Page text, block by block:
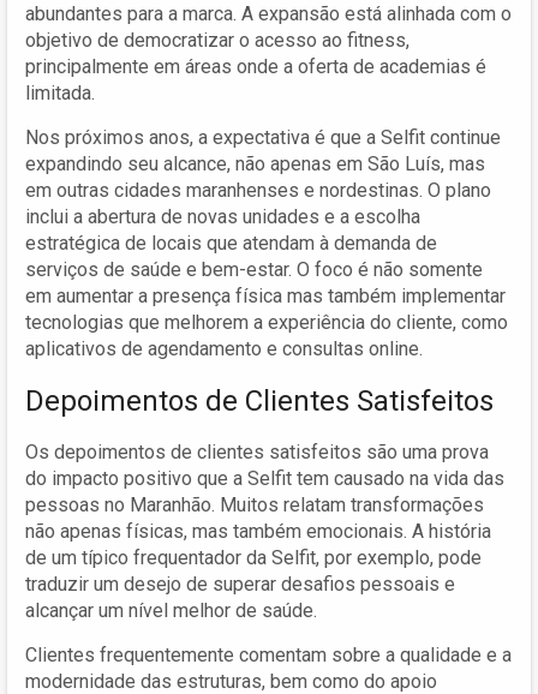
abundantes para a marca. A expansão está alinhada com o
objetivo de democratizar o acesso ao fitness,
principalmente em áreas onde a oferta de academias é
limitada.
Nos próximos anos, a expectativa é que a Selfit continue
expandindo seu alcance, não apenas em São Luís, mas
em outras cidades maranhenses e nordestinas. O plano
inclui a abertura de novas unidades e a escolha
estratégica de locais que atendam à demanda de
serviços de saúde e bem-estar. O foco é não somente
em aumentar a presença física mas também implementar
tecnologias que melhorem a experiência do cliente, como
aplicativos de agendamento e consultas online.
Depoimentos de Clientes Satisfeitos
Os depoimentos de clientes satisfeitos são uma prova
do impacto positivo que a Selfit tem causado na vida das
pessoas no Maranhão. Muitos relatam transformações
não apenas físicas, mas também emocionais. A história
de um típico frequentador da Selfit, por exemplo, pode
traduzir um desejo de superar desafios pessoais e
alcançar um nível melhor de saúde.
Clientes frequentemente comentam sobre a qualidade e a
modernidade das estruturas, bem como do apoio